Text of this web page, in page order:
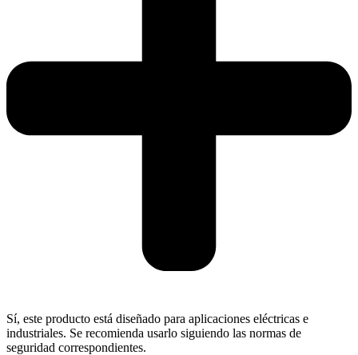
Sí, este producto está diseñado para aplicaciones eléctricas e
industriales. Se recomienda usarlo siguiendo las normas de
seguridad correspondientes.